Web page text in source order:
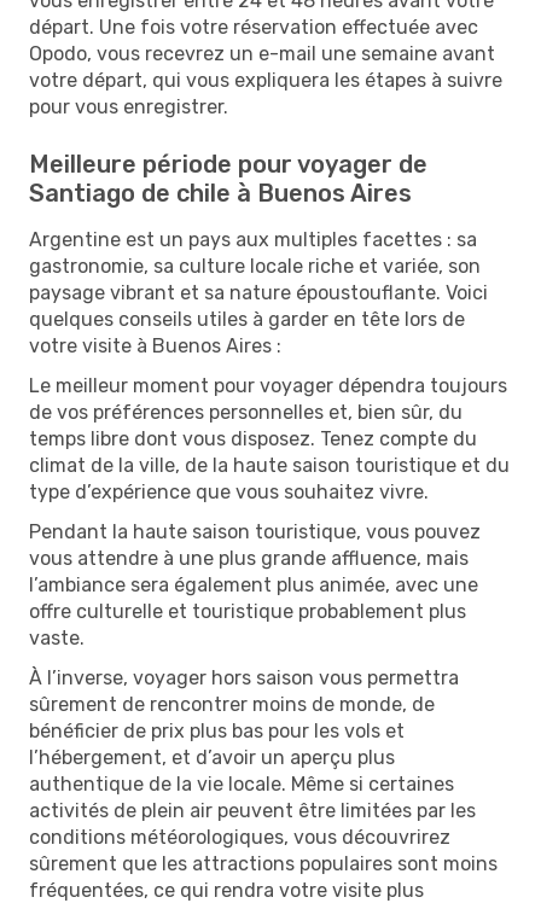
départ. Une fois votre réservation effectuée avec
Opodo, vous recevrez un e-mail une semaine avant
votre départ, qui vous expliquera les étapes à suivre
pour vous enregistrer.
Meilleure période pour voyager de
Santiago de chile à Buenos Aires
Argentine est un pays aux multiples facettes : sa
gastronomie, sa culture locale riche et variée, son
paysage vibrant et sa nature époustouflante. Voici
quelques conseils utiles à garder en tête lors de
votre visite à Buenos Aires :
Le meilleur moment pour voyager dépendra toujours
de vos préférences personnelles et, bien sûr, du
temps libre dont vous disposez. Tenez compte du
climat de la ville, de la haute saison touristique et du
type d’expérience que vous souhaitez vivre.
Pendant la haute saison touristique, vous pouvez
vous attendre à une plus grande affluence, mais
l’ambiance sera également plus animée, avec une
offre culturelle et touristique probablement plus
vaste.
À l’inverse, voyager hors saison vous permettra
sûrement de rencontrer moins de monde, de
bénéficier de prix plus bas pour les vols et
l’hébergement, et d’avoir un aperçu plus
authentique de la vie locale. Même si certaines
activités de plein air peuvent être limitées par les
conditions météorologiques, vous découvrirez
sûrement que les attractions populaires sont moins
fréquentées, ce qui rendra votre visite plus